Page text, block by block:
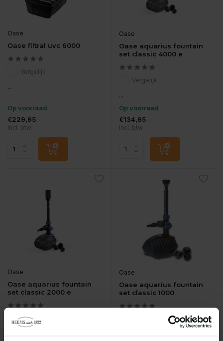
Oase
Oase filtral uvc 6000
Vergelijk
...
Op voorraad
€229,95
Incl. btw
Oase
Oase aquarius fountain
set classic 4000 e
Vergelijk
...
Op voorraad
€134,95
Incl. btw
Oase
Oase aquarius fountain
set classic 2000 e
Vergelijk
Oase
Oase aquarius fountain
set classic 1000